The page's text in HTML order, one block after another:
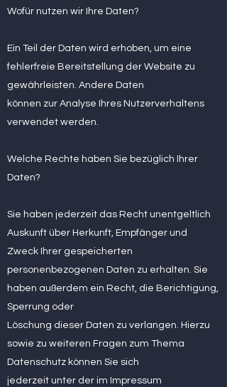
Wofür nutzen wir Ihre Daten?
Ein Teil der Daten wird erhoben, um eine
fehlerfreie Bereitstellung der Website zu
gewährleisten. Andere Daten
können zur Analyse Ihres Nutzerverhaltens
verwendet werden.
Welche Rechte haben Sie bezüglich Ihrer
Daten?
Sie haben jederzeit das Recht unentgeltlich
Auskunft über Herkunft, Empfänger und
Zweck Ihrer gespeicherten
personenbezogenen Daten zu erhalten. Sie
haben außerdem ein Recht, die Berichtigung,
Sperrung oder
Löschung dieser Daten zu verlangen. Hierzu
sowie zu weiteren Fragen zum Thema
Datenschutz können Sie sich
jederzeit unter der im Impressum